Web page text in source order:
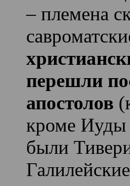
– племена
перешли
апостолов
кроме Иуды
были